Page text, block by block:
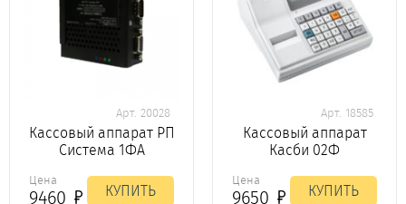
Арт. 20028
Кассовый аппарат РП
Система 1ФА
Цена
9460 КУПИТЬ
Арт. 18585
Кассовый аппарат
Касби 02Ф
Цена
9650 КУПИТЬ